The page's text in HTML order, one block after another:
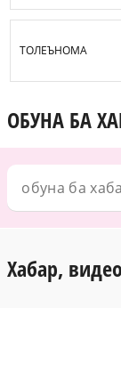
ТОЛЕЪНОМА
ОБУНА БА
Хабар,